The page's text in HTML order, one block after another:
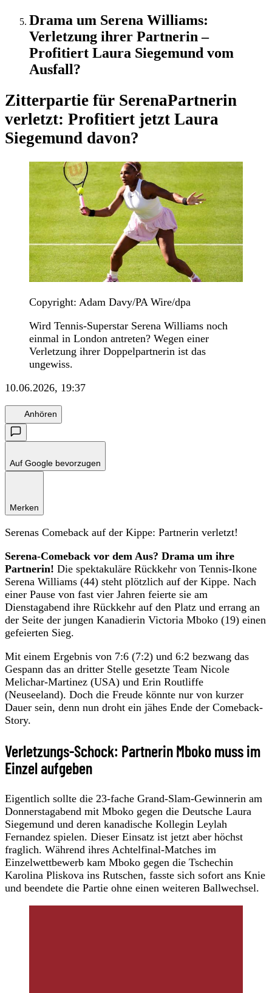
Drama um Serena Williams:
Verletzung ihrer Partnerin –
Profitiert Laura Siegemund vom
Ausfall?
Zitterpartie für SerenaPartnerin
verletzt: Profitiert jetzt Laura
Siegemund davon?
Copyright: Adam Davy/PA Wire/dpa
Wird Tennis-Superstar Serena Williams noch
einmal in London antreten? Wegen einer
Verletzung ihrer Doppelpartnerin ist das
ungewiss.
10.06.2026, 19:37
Anhören
Auf Google bevorzugen
Merken
Serenas Comeback auf der Kippe: Partnerin verletzt!
Serena-Comeback vor dem Aus? Drama um ihre
Partnerin! Die spektakuläre Rückkehr von Tennis-Ikone
Serena Williams (44) steht plötzlich auf der Kippe. Nach
einer Pause von fast vier Jahren feierte sie am
Dienstagabend ihre Rückkehr auf den Platz und errang an
der Seite der jungen Kanadierin Victoria Mboko (19) einen
gefeierten Sieg.
Mit einem Ergebnis von 7:6 (7:2) und 6:2 bezwang das
Gespann das an dritter Stelle gesetzte Team Nicole
Melichar-Martinez (USA) und Erin Routliffe
(Neuseeland). Doch die Freude könnte nur von kurzer
Dauer sein, denn nun droht ein jähes Ende der Comeback-
Story.
Verletzungs-Schock: Partnerin Mboko muss im
Einzel aufgeben
Eigentlich sollte die 23-fache Grand-Slam-Gewinnerin am
Donnerstagabend mit Mboko gegen die Deutsche Laura
Siegemund und deren kanadische Kollegin Leylah
Fernandez spielen. Dieser Einsatz ist jetzt aber höchst
fraglich. Während ihres Achtelfinal-Matches im
Einzelwettbewerb kam Mboko gegen die Tschechin
Karolina Pliskova ins Rutschen, fasste sich sofort ans Knie
und beendete die Partie ohne einen weiteren Ballwechsel.